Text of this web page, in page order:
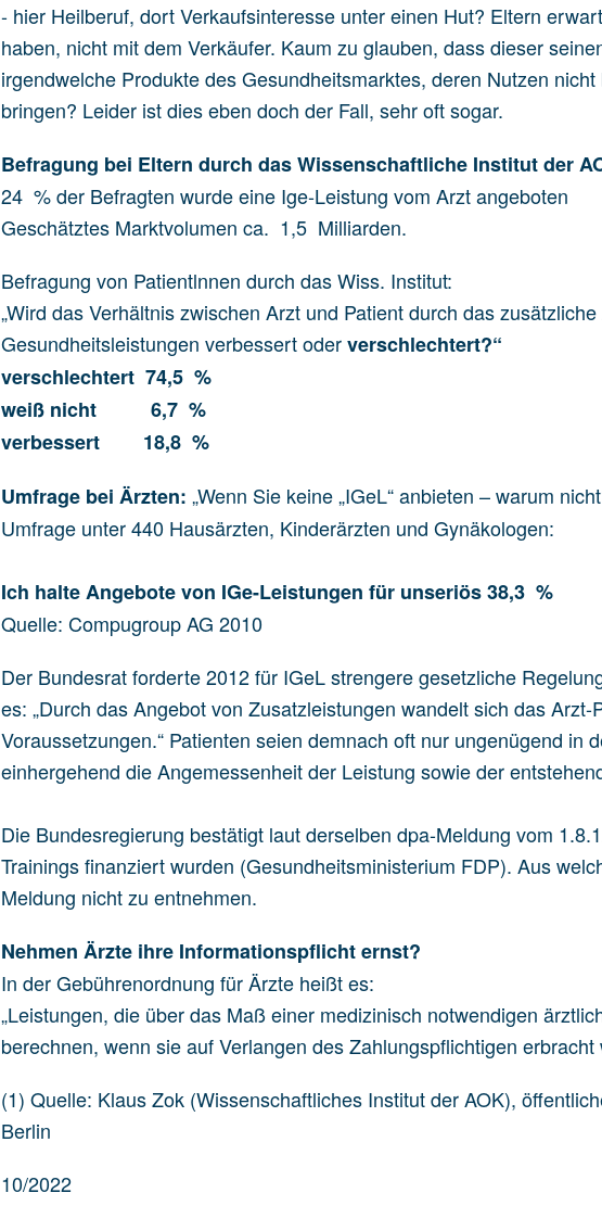
- hier Heilberuf, dort Verkaufsinteresse unter einen Hut? Eltern
haben, nicht mit dem Verkäufer. Kaum zu glauben, dass dieser
irgendwelche Produkte des Gesundheitsmarktes, deren Nutzen
bringen? Leider ist dies eben doch der Fall, sehr oft sogar.
Befragung bei Eltern durch das Wissenschaftliche Institut der
24 % der Befragten wurde eine Ige-Leistung vom Arzt angeboten
Geschätztes Marktvolumen ca. 1,5 Milliarden.
Befragung von Patientlnnen durch das Wiss. Institut:
„Wird das Verhältnis zwischen Arzt und Patient durch das
Gesundheitsleistungen verbessert oderverschlechtert?“
verschlechtert 74,5 %
weiß nicht 6,7 %
verbessert 18,8 %
Umfrage bei Ärzten: „Wenn Sie keine „IGeL“ anbieten – warum
Umfrage unter 440 Hausärzten, Kinderärzten und Gynäkologen:
Ich halte Angebote von IGe-Leistungen für unseriös 38,3 %
Quelle: Compugroup AG 2010
Der Bundesrat forderte 2012 für IGeL strengere gesetzliche
es: „Durch das Angebot von Zusatzleistungen wandelt sich das
Voraussetzungen.“ Patienten seien demnach oft nur ungenügend in
einhergehend die Angemessenheit der Leistung sowie der
Die Bundesregierung bestätigt laut derselben dpa-Meldung vom
Trainings finanziert wurden (Gesundheitsministerium FDP). Aus
Meldung nicht zu entnehmen.
Nehmen Ärzte ihre Informationspflicht ernst?
In der Gebührenordnung für Ärzte heißt es:
„Leistungen, die über das Maß einer medizinisch notwendigen
berechnen, wenn sie auf Verlangen des Zahlungspflichtigen
(1) Quelle: Klaus Zok (Wissenschaftliches Institut der AOK),
Berlin
10/2022